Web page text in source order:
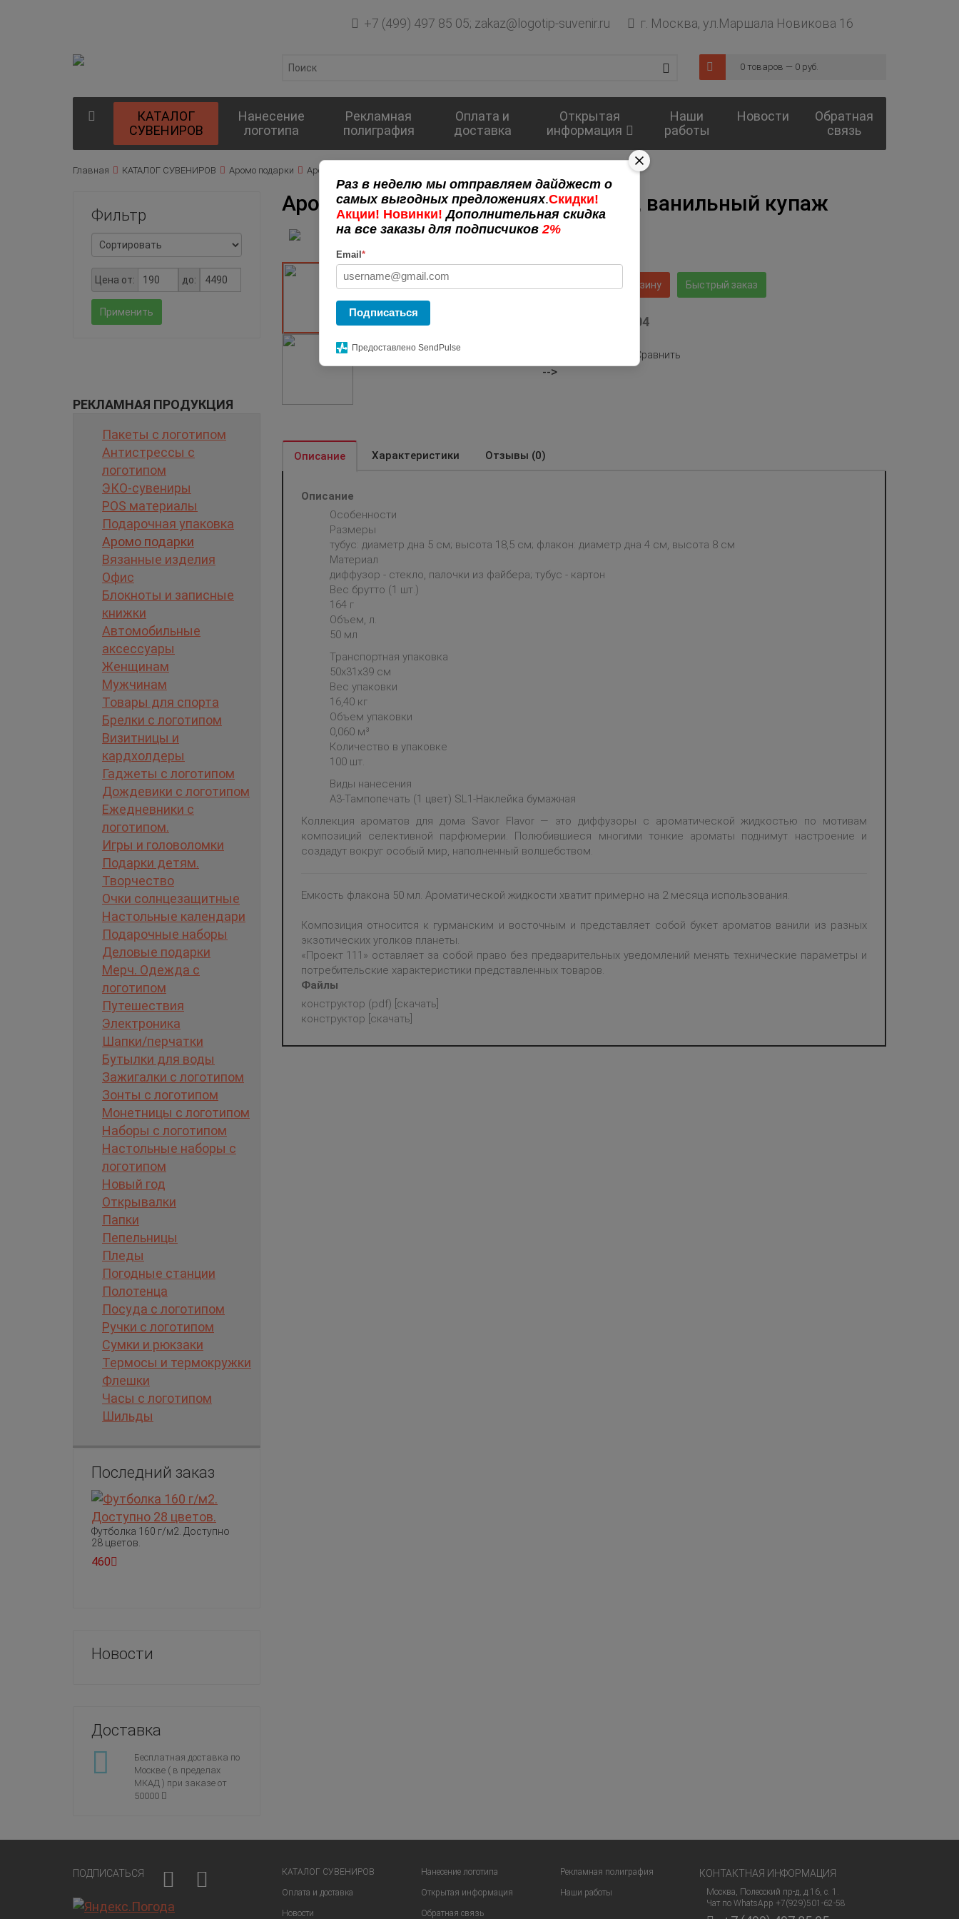
+7 (499) 497 85 05; zakaz@logotip-suvenir.ru г. Москва, ул.Маршала Новикова 16
0 товаров — 0 руб.
КАТАЛОГ
СУВЕНИРОВ
Нанесение
логотипа
Рекламная
полиграфия
Оплата и
доставка
Открытая
информация
Наши
работы
Новости
Обратная
связь
Главная КАТАЛОГ СУВЕНИРОВ Аромо подарки Ароматизатор воздуха Savor Flavor, ванильный купаж
Фильтр
Цена от: до:
Применить
РЕКЛАМНАЯ ПРОДУКЦИЯ
Пакеты с логотипом
Антистрессы с
логотипом
ЭКО-сувениры
POS материалы
Подарочная упаковка
Аромо подарки
Вязанные изделия
Офис
Блокноты и записные
книжки
Автомобильные
аксессуары
Женщинам
Мужчинам
Товары для спорта
Брелки с логотипом
Визитницы и
кардхолдеры
Гаджеты с логотипом
Дождевики с логотипом
Ежедневники с
логотипом.
Игры и головоломки
Подарки детям.
Творчество
Очки солнцезащитные
Настольные календари
Подарочные наборы
Деловые подарки
Мерч. Одежда с
логотипом
Путешествия
Электроника
Шапки/перчатки
Бутылки для воды
Зажигалки с логотипом
Зонты с логотипом
Монетницы с логотипом
Наборы с логотипом
Настольные наборы с
логотипом
Новый год
Открывалки
Папки
Пепельницы
Пледы
Погодные станции
Полотенца
Посуда с логотипом
Ручки с логотипом
Сумки и рюкзаки
Термосы и термокружки
Флешки
Часы с логотипом
Шильды
Последний заказ
Футболка 160 г/м2. Доступно
28 цветов.
460
Новости
Доставка
Бесплатная доставка по
Москве ( в пределах
МКАД ) при заказе от
50000
Ароматизатор воздуха Savor Flavor, ванильный купаж
В корзину Быстрый заказ
15764.04
Сравнить
-->
Описание Характеристики Отзывы (0)
Описание
Особенности
Размеры
тубус: диаметр дна 5 см; высота 18,5 см; флакон: диаметр дна 4 см, высота 8 см
Материал
диффузор - стекло, палочки из файбера; тубус - картон
Вес брутто (1 шт.)
164 г
Объем, л.
50 мл
Транспортная упаковка
50x31x39 см
Вес упаковки
16,40 кг
Объем упаковки
0,060 м³
Количество в упаковке
100 шт.
Виды нанесения
A3-Тампопечать (1 цвет) SL1-Наклейка бумажная
Коллекция ароматов для дома Savor Flavor — это диффузоры с ароматической жидкостью по мотивам
композиций селективной парфюмерии. Полюбившиеся многими тонкие ароматы поднимут настроение и
создадут вокруг особый мир, наполненный волшебством.
Емкость флакона 50 мл. Ароматической жидкости хватит примерно на 2 месяца использования.
Композиция относится к гурманским и восточным и представляет собой букет ароматов ванили из разных
экзотических уголков планеты.
«Проект 111» оставляет за собой право без предварительных уведомлений менять технические параметры и
потребительские характеристики представленных товаров.
Файлы
конструктор (pdf) [скачать]
конструктор [скачать]
ПОДПИСАТЬСЯ КАТАЛОГ СУВЕНИРОВ Нанесение логотипа Рекламная полиграфия
Оплата и доставка Открытая информация Наши работы
Новости Обратная связь
КОНТАКТНАЯ ИНФОРМАЦИЯ
Москва, Полесский пр-д, д.16, с. 1.
Чат по WhatsApp +7(929)501-62-58
Раз в неделю мы отправляем дайджест о
самых выгодных предложениях.Скидки!
Акции! Новинки!Дополнительная скидка
на все заказы для подписчиков 2%
Email*
Подписаться
Предоставлено SendPulse